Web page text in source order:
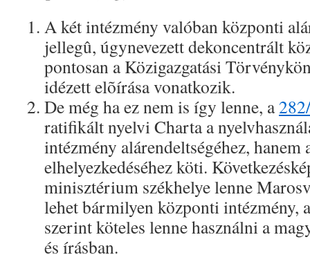
A két intézmény valóban központi
jellegû, úgynevezett dekoncentrált
pontosan a Közigazgatási
idézett elõírása vonatkozik.
De még ha ez nem is így lenne, a
ratifikált nyelvi Charta a
intézmény alárendeltségéhez,
elhelyezkedéséhez köti.
minisztérium székhelye lenne
lehet bármilyen központi intézmény,
szerint köteles lenne használni a
és írásban.